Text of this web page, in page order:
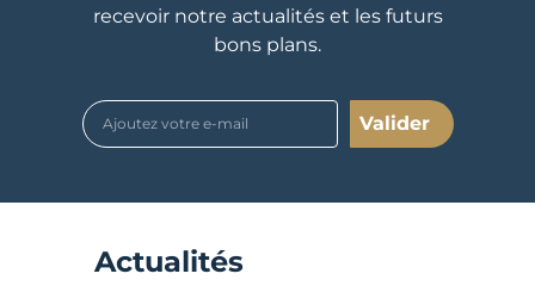
recevoir notre actualités et les futurs
bons plans.
Valider
Actualités